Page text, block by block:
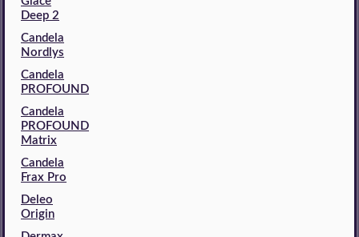
Deep 2
Candela
Nordlys
Candela
PROFOUND
Candela
PROFOUND
Matrix
Candela
Frax Pro
Deleo
Origin